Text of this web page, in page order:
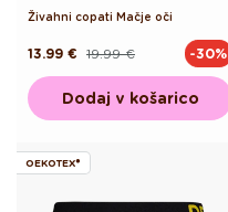
Živahni copati Mačje oči
Redna
19.99 €
Akcijska
13.99 € -30%
Dodaj v košarico
OEKOTEX®